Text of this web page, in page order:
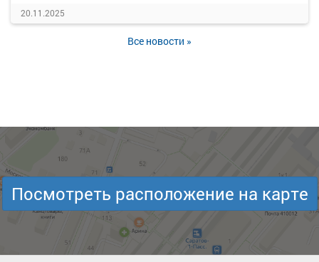
20.11.2025
Все новости »
Посмотреть расположение на карте